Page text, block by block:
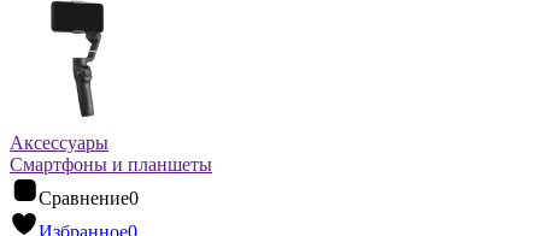
Аксессуары
Смартфоны и планшеты
Сравнение0
Избранное0